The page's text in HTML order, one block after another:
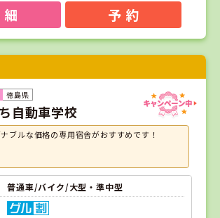
細 予 約
徳島県
自動車学校
ナブルな価格の専用宿舎がおすすめです！
普通車/バイク/大型・準中型